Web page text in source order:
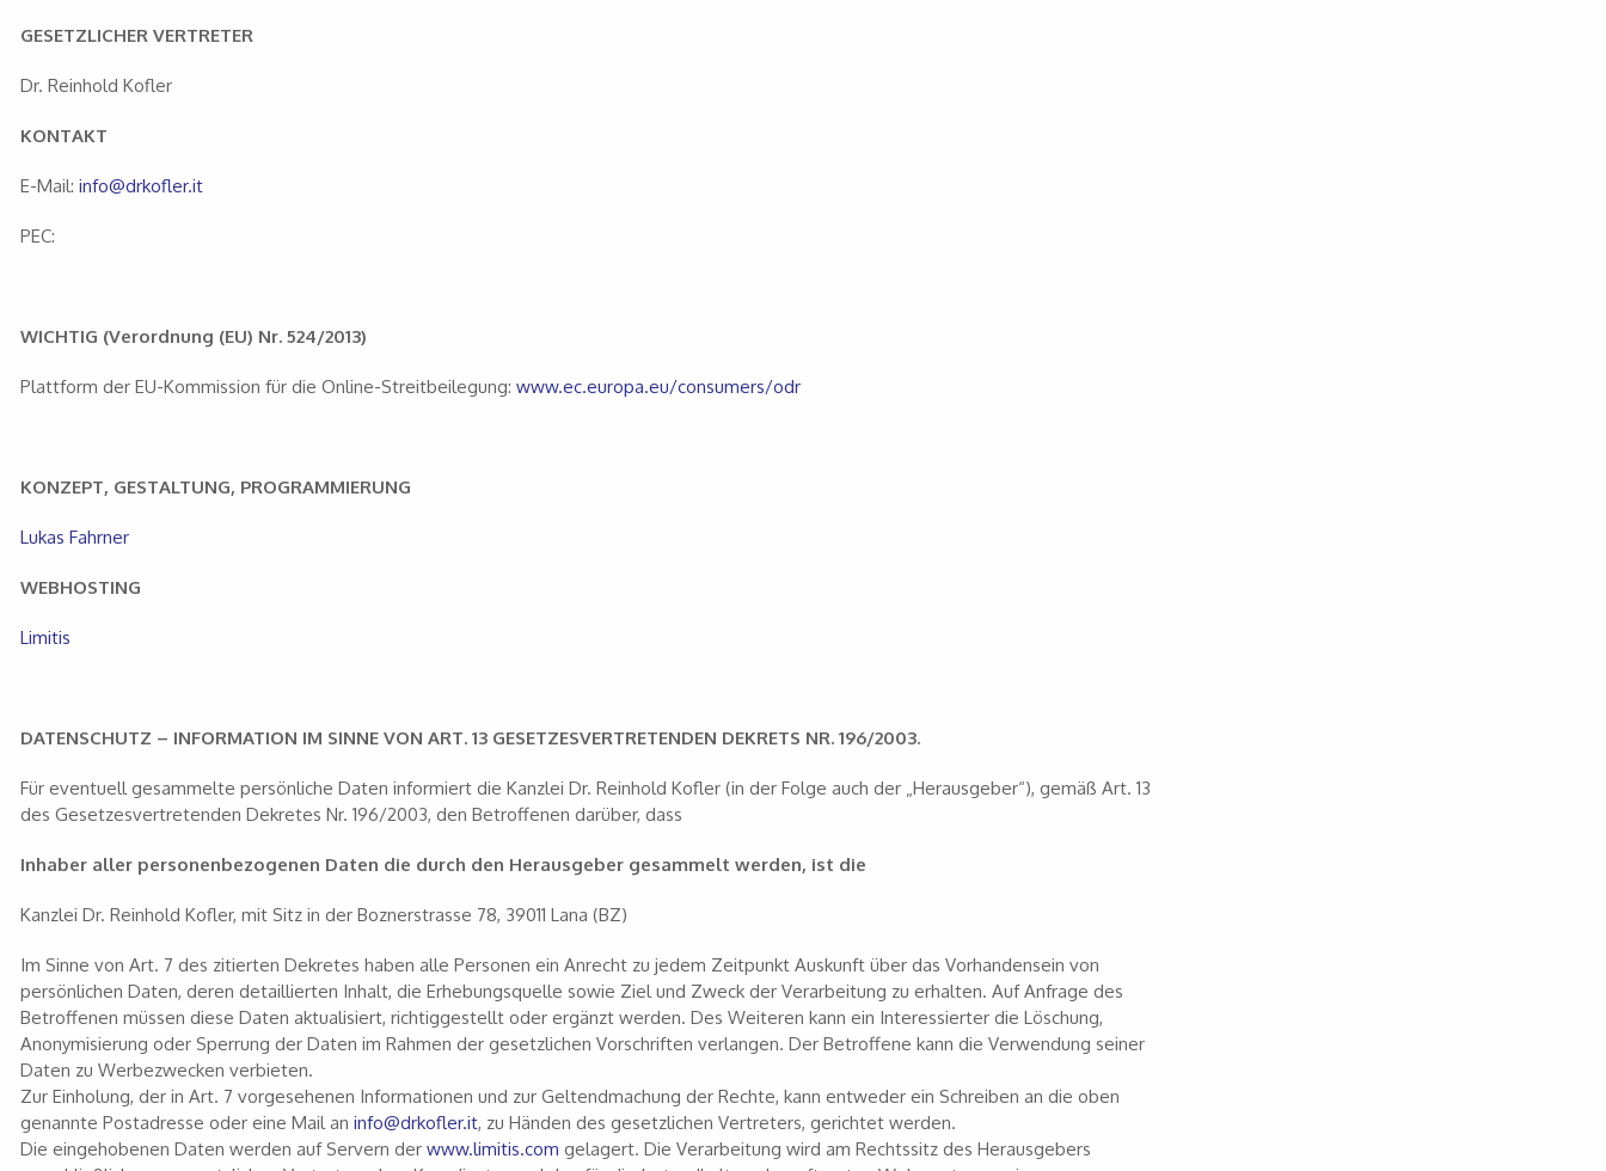
GESETZLICHER VERTRETER
Dr. Reinhold Kofler
KONTAKT
E-Mail: info@drkofler.it
PEC:
WICHTIG (Verordnung (EU) Nr. 524/2013)
Plattform der EU-Kommission für die Online-Streitbeilegung: www.ec.europa.eu/consumers/odr
KONZEPT, GESTALTUNG, PROGRAMMIERUNG
Lukas Fahrner
WEBHOSTING
Limitis
DATENSCHUTZ – INFORMATION IM SINNE VON ART. 13 GESETZESVERTRETENDEN DEKRETS NR. 196/2003.
Für eventuell gesammelte persönliche Daten informiert die Kanzlei Dr. Reinhold Kofler (in der Folge auch der „Herausgeber“), gemäß Art. 13
des Gesetzesvertretenden Dekretes Nr. 196/2003, den Betroffenen darüber, dass
Inhaber aller personenbezogenen Daten die durch den Herausgeber gesammelt werden, ist die
Kanzlei Dr. Reinhold Kofler, mit Sitz in der Boznerstrasse 78, 39011 Lana (BZ)
Im Sinne von Art. 7 des zitierten Dekretes haben alle Personen ein Anrecht zu jedem Zeitpunkt Auskunft über das Vorhandensein von
persönlichen Daten, deren detaillierten Inhalt, die Erhebungsquelle sowie Ziel und Zweck der Verarbeitung zu erhalten. Auf Anfrage des
Betroffenen müssen diese Daten aktualisiert, richtiggestellt oder ergänzt werden. Des Weiteren kann ein Interessierter die Löschung,
Anonymisierung oder Sperrung der Daten im Rahmen der gesetzlichen Vorschriften verlangen. Der Betroffene kann die Verwendung seiner
Daten zu Werbezwecken verbieten.
Zur Einholung, der in Art. 7 vorgesehenen Informationen und zur Geltendmachung der Rechte, kann entweder ein Schreiben an die oben
genannte Postadresse oder eine Mail an info@drkofler.it, zu Händen des gesetzlichen Vertreters, gerichtet werden.
Die eingehobenen Daten werden auf Servern der www.limitis.com gelagert. Die Verarbeitung wird am Rechtssitz des Herausgebers